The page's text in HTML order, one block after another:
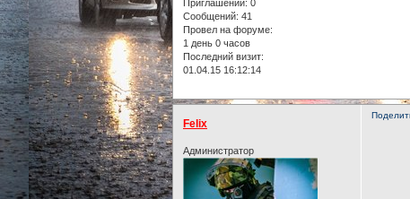
Приглашений: 0
Сообщений: 41
Провел на форуме:
1 день 0 часов
Последний визит:
01.04.15 16:12:14
Felix
Администратор